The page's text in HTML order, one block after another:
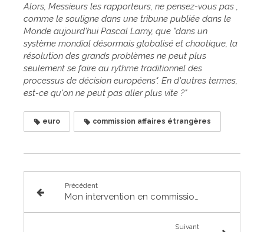
Alors, Messieurs les rapporteurs, ne pensez-vous pas ,
comme le souligne dans une tribune publiée dans le
Monde aujourd'hui Pascal Lamy, que "dans un
système mondial désormais globalisé et chaotique, la
résolution des grands problèmes ne peut plus
seulement se faire au rythme traditionnel des
processus de décision européens". En d'autres termes,
est-ce qu'on ne peut pas allerplus vite ?"
euro commission affaires étrangères
Précédent
Mon intervention en commission des affaires étrangères sur l'accord de coopération sanitaire avec la Suisse et le Luxembourg
Suivant